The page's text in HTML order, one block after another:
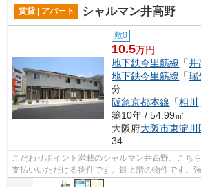
賃貸 | アパート シャルマン井高野
敷0
10.5万円
地下鉄今里筋線 「井
地下鉄今里筋線 「瑞
分
阪急京都本線 「相川
築10年 / 54.99㎡
大阪府大阪市東淀川
34
こだわりポイント満載のシャルマン井高野。こち
支払いいただける物件です。最上階の物件です。
件はこちらです。大阪市東淀川区で新...